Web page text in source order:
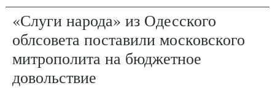
«Слуги народа» из Одесского
облсовета поставили московского
митрополита на бюджетное
довольствие